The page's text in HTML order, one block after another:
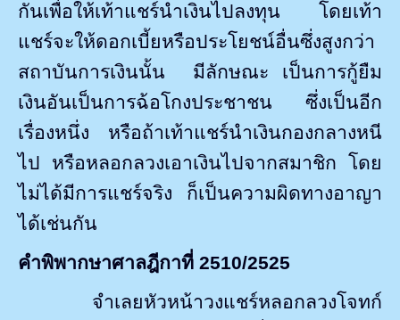
กันเพื่อให้เท้าแชร์นำเงินไปลงทุน โดยเท้า
แชร์จะให้ดอกเบี้ยหรือประโยชน์อื่นซึ่งสูงกว่า
สถาบันการเงินนั้น
มีลักษณะ เป็นการกู้ยืม
เงินอันเป็นการฉ้อโกงประชาชน ซึ่งเป็นอีก
เรื่องหนึ่ง หรือถ้าเท้าแชร์นำเงินกองกลางหนี
ไป หรือหลอกลวงเอาเงินไปจากสมาชิก โดย
ไม่ได้มีการแชร์จริง ก็เป็นความผิดทางอาญา
ได้เช่นกัน
คำพิพากษาศาลฎีกาที่ 2510/2525
จำเลยหัวหน้าวงแชร์หลอกลวงโจทก์